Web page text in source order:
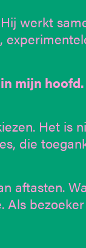
werkt
mijn
Het is
die
aftasten.
Als